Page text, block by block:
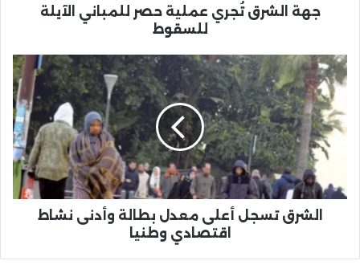
جهة الشرق تُجري عملية حصر للمباني الآيلة
للسقوط
الشرق
تسجل
أعلى
معدل
بطالة
وأدنى
نشاط
اقتصادي
وطنيا
الشرق تسجل أعلى معدل بطالة وأدنى نشاط
اقتصادي وطنيا